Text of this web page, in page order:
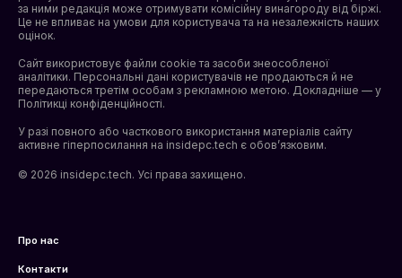
за ними редакція може отримувати комісійну винагороду від біржі.
Це не впливає на умови для користувача та на незалежність наших
оцінок.
Сайт використовує файли cookie та засоби знеособленої
аналітики. Персональні дані користувачів не продаються й не
передаються третім особам з рекламною метою. Докладніше — у
Політикці конфіденційності.
У разі повного або часткового використання матеріалів сайту
активне гіперпосилання на insidepc.tech є обов’язковим.
© 2026 insidepc.tech. Усі права захищено.
Про нас
Контакти